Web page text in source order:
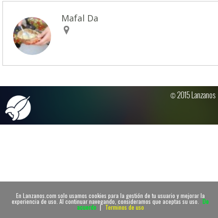
En Lanzanos.com solo usamos cookies para la gestión de tu usuario y mejorar la
experiencia de uso. Al continuar navegando, consideramos que aceptas su uso. De
acuerdo | Terminos de uso
Mafal Da
© 2015 Lanzanos